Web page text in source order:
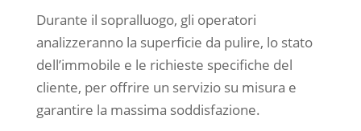
Durante il sopralluogo, gli operatori
analizzeranno la superficie da pulire, lo stato
dell’immobile e le richieste specifiche del
cliente, per offrire un servizio su misura e
garantire la massima soddisfazione.